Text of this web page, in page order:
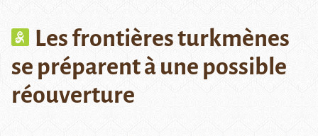
Les frontières turkmènes
se préparent à une possible
réouverture